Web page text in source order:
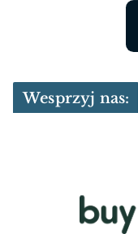
Wesprzyj nas: